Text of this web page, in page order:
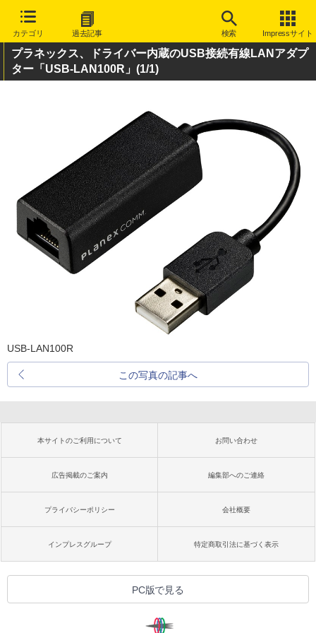
カテゴリ 過去記事 検索 Impressサイト
プラネックス、ドライバー内蔵のUSB接続有線LANアダプ
ター「USB-LAN100R」 (1/1)
USB-LAN100R
この写真の記事へ
本サイトのご利用について お問い合わせ
広告掲載のご案内 編集部へのご連絡
プライバシーポリシー 会社概要
インプレスグループ 特定商取引法に基づく表示
PC版で見る